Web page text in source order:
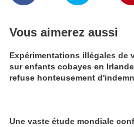
Vous aimerez aussi
Expérimentations illégales de
sur enfants cobayes en
refuse honteusement
Une vaste étude mondiale